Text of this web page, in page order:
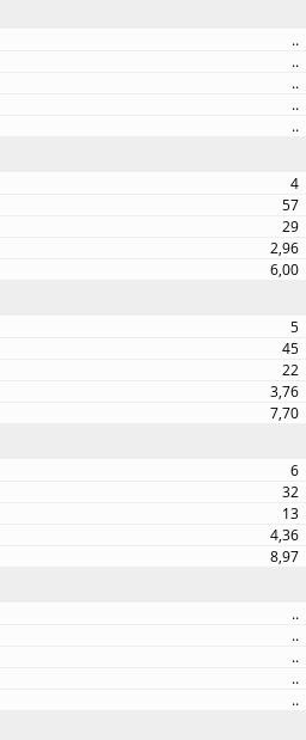
..
..
..
..
..
4
57
29
2,96
6,00
5
45
22
3,76
7,70
6
32
13
4,36
8,97
..
..
..
..
..